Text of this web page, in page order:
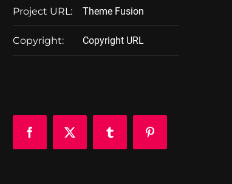
Project URL: Theme Fusion
Copyright: Copyright URL
FacebookX Tumblr Pinterest